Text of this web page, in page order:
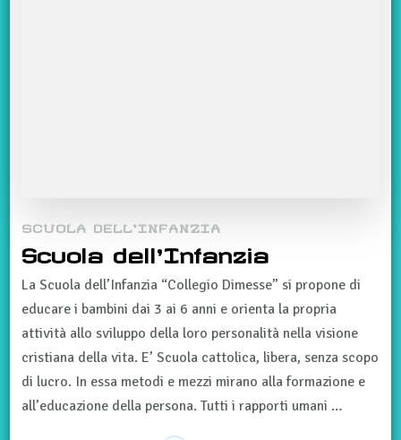
SCUOLA DELL'INFANZIA
Scuola dell’Infanzia
La Scuola dell’Infanzia “Collegio Dimesse” si propone di
educare i bambini dai 3 ai 6 anni e orienta la propria
attività allo sviluppo della loro personalità nella visione
cristiana della vita. E’ Scuola cattolica, libera, senza scopo
di lucro. In essa metodi e mezzi mirano alla formazione e
all’educazione della persona. Tutti i rapporti umani …